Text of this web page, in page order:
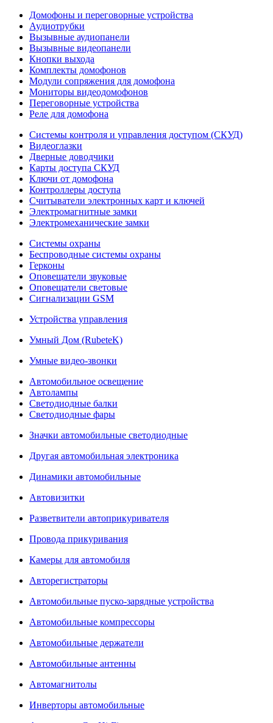
Домофоны и переговорные устройства
Аудиотрубки
Вызывные аудиопанели
Вызывные видеопанели
Кнопки выхода
Комплекты домофонов
Модули сопряжения для домофона
Мониторы видеодомофонов
Переговорные устройства
Реле для домофона
Системы контроля и управления доступом (СКУД)
Видеоглазки
Дверные доводчики
Карты доступа СКУД
Ключи от домофона
Контроллеры доступа
Считыватели электронных карт и ключей
Электромагнитные замки
Электромеханические замки
Системы охраны
Беспроводные системы охраны
Герконы
Оповещатели звуковые
Оповещатели световые
Сигнализации GSM
Устройства управления
Умный Дом (RubeteK)
Умные видео-звонки
Автомобильное освещение
Автолампы
Светодиодные балки
Светодиодные фары
Значки автомобильные светодиодные
Другая автомобильная электроника
Динамики автомобильные
Автовизитки
Разветвители автоприкуривателя
Провода прикуривания
Камеры для автомобиля
Авторегистраторы
Автомобильные пуско-зарядные устройства
Автомобильные компрессоры
Автомобильные держатели
Автомобильные антенны
Автомагнитолы
Инверторы автомобильные